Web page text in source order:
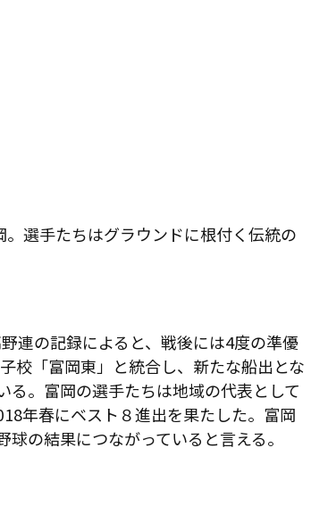
選手たちはグラウンドに根付く伝統の
連の記録によると、戦後には4度の準優
校「富岡東」と統合し、新たな船出とな
る。富岡の選手たちは地域の代表として
年春にベスト８進出を果たした。富岡
の結果につながっていると言える。